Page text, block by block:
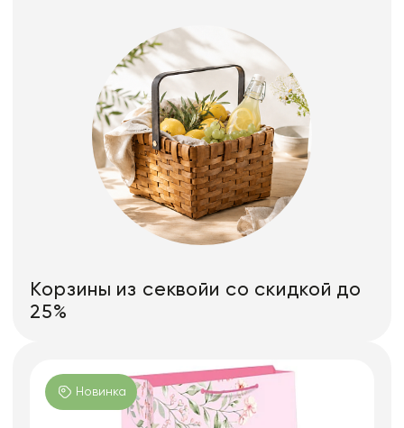
Корзины из секвойи со скидкой до
25%
Новинка